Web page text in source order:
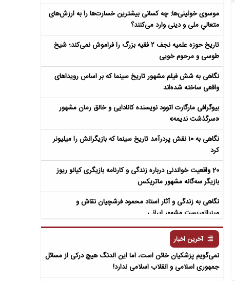
موسوی خوئینی‌ها: چه کسانی بیشترین خسارت‌ها را به ارزش‌های
متعالیِ ملی و دینی وارد می‌کنند؟
تاریخ حوزه علمیه نجف ۲ فقیه بزرگ را فراموش نمی‌کند؛ شیخ
طوسی و مرحوم خویی
نگاهی به شش فیلم مشهور تاریخ سینما که بر اساس رویداهای
واقعی ساخته شده‌اند
بیوگرافی مارگارت اتوود نویسنده کانادایی و خالق رمان مشهور
«سرگذشت ندیمه»
نگاهی به 10 نقش پردرآمد تاریخ سینما که بازیگرانش را میلیونر
کرد
20 واقعیت خواندنی درباره زندگی و کارنامه بازیگری کیانو ریوز
بازیگر سه‌گانه مشهور ماتریکس
نگاهی به زندگی و آثار استاد محمود فرشچیان نقاش و
مینیاتوریست مشهور ایرانی
نگاهی به زندگی و آثار عباس معروفی نویسنده ایرانی و خالق رمان
سمفونی مردگان
آخرین اخبار
نمی‌گویم پزشکیان خائن است، اما این الدنگ هیچ درکی از مسائل
جمهوری اسلامی و انقلاب اسلامی ندارد!